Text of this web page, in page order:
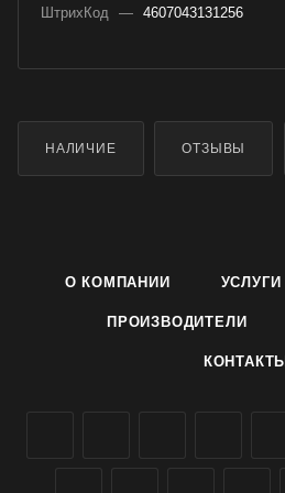
ШтрихКод — 4607043131256
НАЛИЧИЕ ОТЗЫВЫ
О КОМПАНИИ УСЛУГИ
ПРОИЗВОДИТЕЛИ
КОНТАКТЫ